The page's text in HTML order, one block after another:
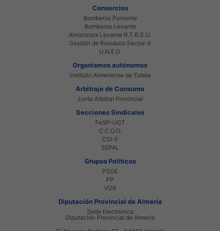
Consorcios
Bomberos Poniente
Bomberos Levante
Almanzora Levante R.T.R.S.U.
Gestión de Residuos Sector-II
U.N.E.D.
Organismos autónomos
Instituto Almeriense de Tutela
Arbitraje de Consumo
Junta Arbitral Provincial
Secciones Sindicales
FeSP-UGT
C.C.O.O.
CSI-F
SEPAL
Grupos Políticos
PSOE
PP
VOX
Diputación Provincial de Almería
Sede Electrónica
Diputación Provincial de Almería